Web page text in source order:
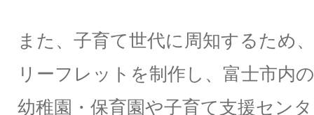
また、子育て世代に周知するため
リーフレットを制作し、富士市内
幼稚園・保育園や子育て支援センタ